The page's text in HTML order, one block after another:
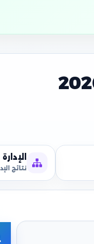
الإدارة
نتائج